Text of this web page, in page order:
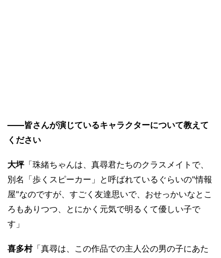
――皆さんが演じているキャラクターについて教えて
ください
大坪「珠緒ちゃんは、真尋君たちのクラスメイトで、
別名「歩くスピーカー」と呼ばれているぐらいの"情報
屋"なのですが、すごく友達思いで、おせっかいなとこ
ろもありつつ、とにかく元気で明るくて優しい子で
す」
喜多村「真尋は、この作品での主人公の男の子にあた